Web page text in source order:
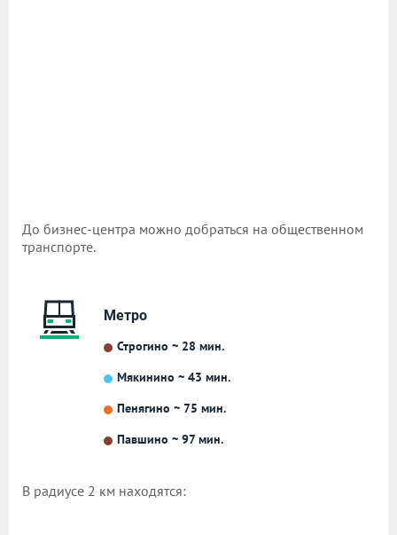
До бизнес-центра можно добраться на общественном
транспорте.
Метро
Строгино ~ 28 мин.
Мякинино ~ 43 мин.
Пенягино ~ 75 мин.
Павшино ~ 97 мин.
В радиусе 2 км находятся: